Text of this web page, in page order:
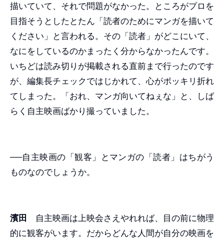
描いていて、それで問題がなかった。ところがプロを
目指そうとしたとたん「読者のためにマンガを描いて
ください」と言われる。その「読者」がどこにいて、
なにをしているのかまったく分からなかったんです。
いちどは読み切りが掲載される直前まで行ったのです
が、編集長チェックではじかれて、心がポッキリ折れ
てしまった。「おれ、マンガ向いてねぇな」と、しば
らく自主映画ばかり撮っていました。
──自主映画の「観客」とマンガの「読者」はちがう
ものなのでしょうか。
濱田
自主映画は上映会さえやれれば、目の前に物理
的に観客がいます。だからどんな人間が自分の映画を